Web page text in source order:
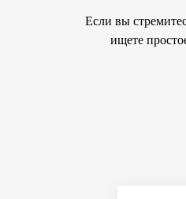
Если вы
ищете